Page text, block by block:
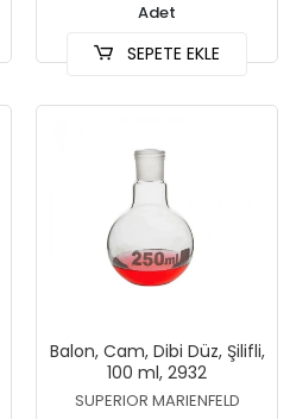
Adet
SEPETE EKLE
Balon, Cam, Dibi Düz, Şilifli,
100 ml, 2932
SUPERIOR MARIENFELD